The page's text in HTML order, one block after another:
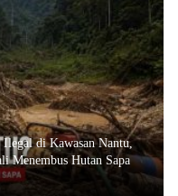
di Kawasan Nantu,
Menembus Hutan Sapa